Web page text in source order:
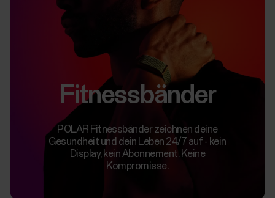
Fitnessbänder
POLAR Fitnessbänder zeichnen deine
Gesundheit und dein Leben 24/7 auf - kein
Display, kein Abonnement. Keine
Kompromisse.